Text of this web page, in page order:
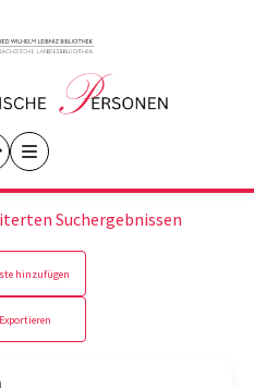
Suchergebnissen
hinzufügen